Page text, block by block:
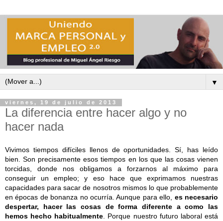
▼
viernes, 19 de julio de 2013
La diferencia entre hacer algo y no
hacer nada
Vivimos tiempos difíciles llenos de oportunidades. Sí, has leído
bien. Son precisamente esos tiempos en los que las cosas vienen
torcidas, donde nos obligamos a forzarnos al máximo para
conseguir un empleo; y eso hace que exprimamos nuestras
capacidades para sacar de nosotros mismos lo que probablemente
en épocas de bonanza no ocurría. Aunque para ello, es necesario
despertar, hacer las cosas de forma diferente a como las
hemos hecho habitualmente. Porque nuestro futuro laboral está